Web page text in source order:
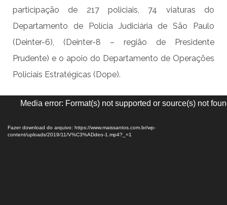
participação de 217 policiais, 74 viaturas do
Departamento de Polícia Judiciária de São Paulo
(Deinter-6), (Deinter-8 – região de Presidente
Prudente) e o apoio do Departamento de Operações
Policiais Estratégicas (Dope).
TocadorMedia error: Format(s) not supported or source(s) not
Fazer download do arquivo: https://www.maissantos.com.br/wp-
content/uploads/2019/11/V%C3%ADdeo-1.mp4?_=1